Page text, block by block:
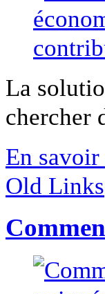
La
chercher
En
Old Links